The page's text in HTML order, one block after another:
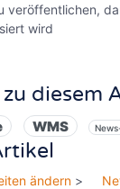
veröffentlichen,
wird
diesem
WMS
ändern>